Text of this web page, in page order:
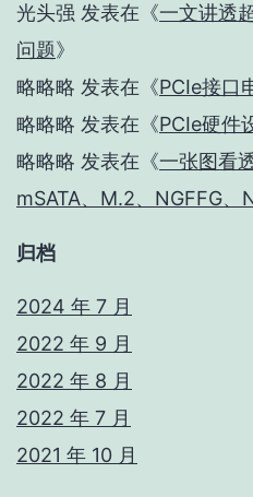
光头强 发表在《一文讲透
问题》
略略略 发表在《PCIe接口
略略略 发表在《PCIe硬件
略略略 发表在《一张图看
mSATA、M.2、NGFFG、
归档
2024 年 7 月
2022 年 9 月
2022 年 8 月
2022 年 7 月
2021 年 10 月